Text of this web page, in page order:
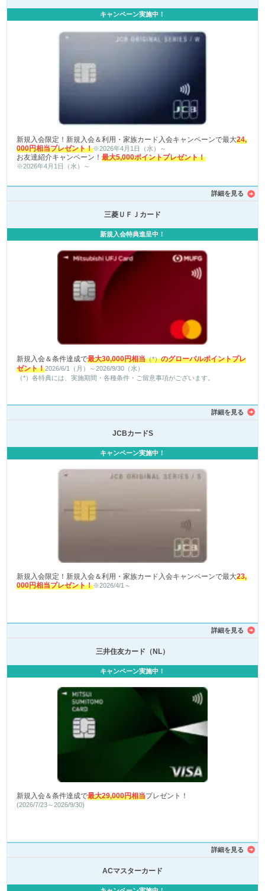
新規入会限定！新規入会＆利用・家族カード入会キャンペーンで最大24,
000円相当プレゼント！※2026年4月1日（水）～
お友達紹介キャンペーン！最大5,000ポイントプレゼント！
※2026年4月1日（水）～
キャンペーン実施中！
詳細を見る
三菱ＵＦＪカード
新規入会＆条件達成で最大30,000円相当（*）のグローバルポイントプレ
ゼント！2026/6/1（月）～2026/9/30（水）
（*）各特典には、実施期間・各種条件・ご留意事項がございます。
新規入会特典進呈中！
詳細を見る
JCBカードS
新規入会限定！新規入会＆利用・家族カード入会キャンペーンで最大23,
000円相当プレゼント！※2026/4/1～
キャンペーン実施中！
詳細を見る
三井住友カード（NL）
新規入会＆条件達成で最大29,000円相当プレゼント！
(2026/7/23～2026/9/30)
キャンペーン実施中！
詳細を見る
ACマスターカード